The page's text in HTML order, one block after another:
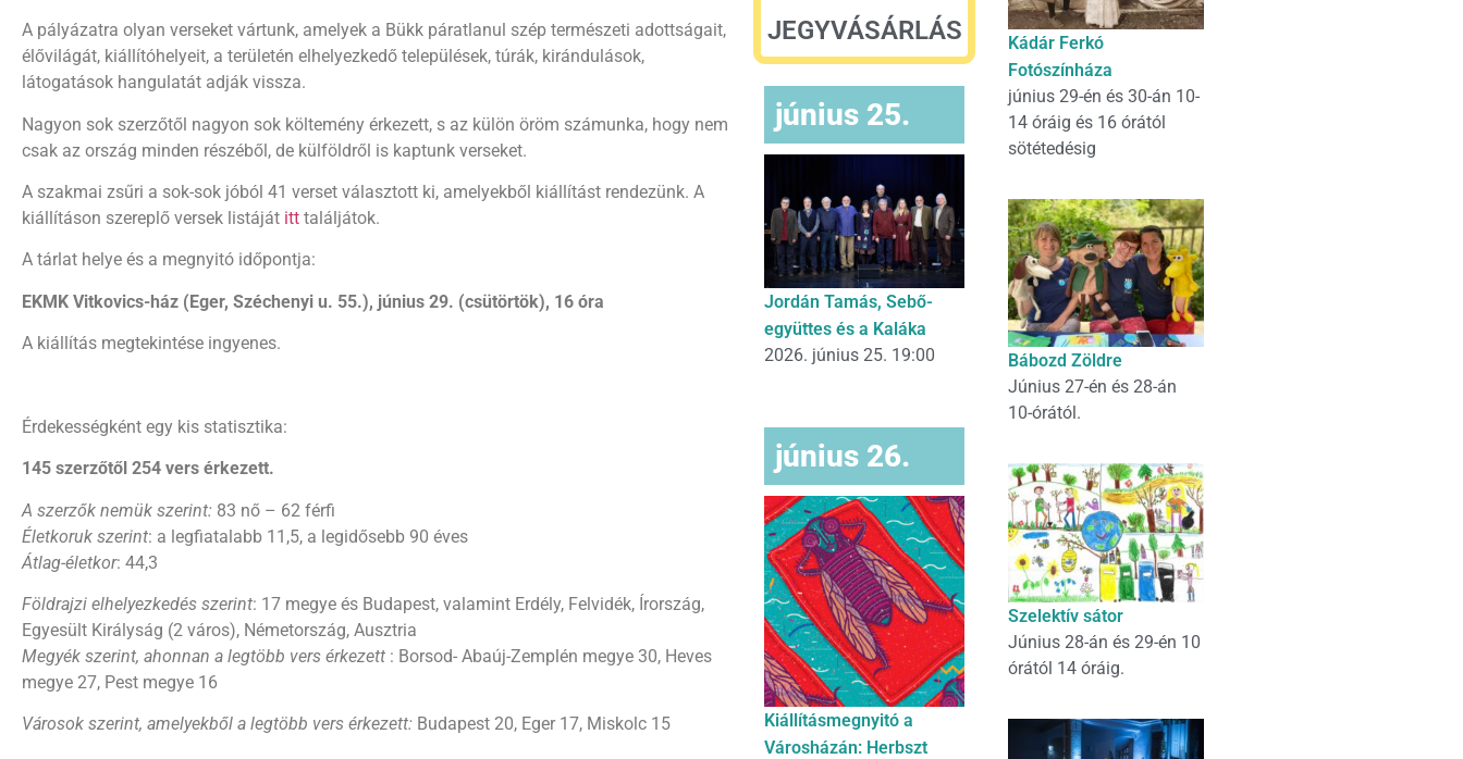
A pályázatra olyan verseket vártunk, amelyek a Bükk páratlanul szép természeti adottságait,
élővilágát, kiállítóhelyeit, a területén elhelyezkedő települések, túrák, kirándulások,
látogatások hangulatát adják vissza.
Nagyon sok szerzőtől nagyon sok költemény érkezett, s az külön öröm számunka, hogy nem
csak az ország minden részéből, de külföldről is kaptunk verseket.
A szakmai zsűri a sok-sok jóból 41 verset választott ki, amelyekből kiállítást rendezünk. A
kiállításon szereplő versek listáját itt találjátok.
A tárlat helye és a megnyitó időpontja:
EKMK Vitkovics-ház (Eger, Széchenyi u. 55.), június 29. (csütörtök), 16 óra
A kiállítás megtekintése ingyenes.
Érdekességként egy kis statisztika:
145 szerzőtől 254 vers érkezett.
A szerzők nemük szerint: 83 nő – 62 férfi
Életkoruk szerint: a legfiatalabb 11,5, a legidősebb 90 éves
Átlag-életkor: 44,3
Földrajzi elhelyezkedés szerint: 17 megye és Budapest, valamint Erdély, Felvidék, Írország,
Egyesült Királyság (2 város), Németország, Ausztria
Megyék szerint, ahonnan a legtöbb vers érkezett : Borsod- Abaúj-Zemplén megye 30, Heves
megye 27, Pest megye 16
Városok szerint, amelyekből a legtöbb vers érkezett: Budapest 20, Eger 17, Miskolc 15
JEGYVÁSÁRLÁS
június 25.
Jordán Tamás, Sebő-
együttes és a Kaláka
2026. június 25. 19:00
június 26.
Kiállításmegnyitó a
Városházán: Herbszt
Kádár Ferkó
Fotószínháza
június 29-én és 30-án 10-
14 óráig és 16 órától
sötétedésig
Bábozd Zöldre
Június 27-én és 28-án
10-órától.
Szelektív sátor
Június 28-án és 29-én 10
órától 14 óráig.